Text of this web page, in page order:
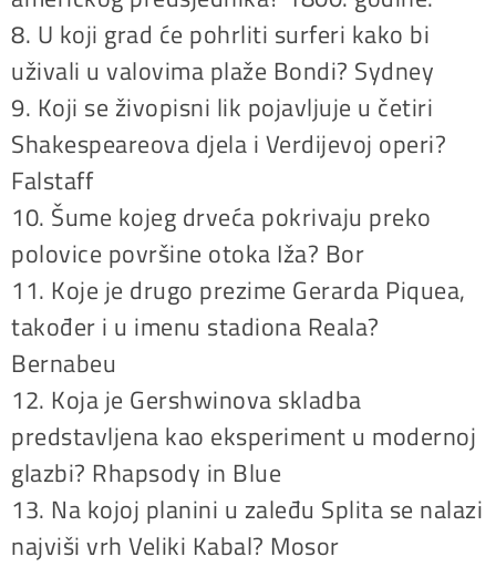
8. U koji grad će pohrliti surferi kako bi
uživali u valovima plaže Bondi? Sydney
9. Koji se živopisni lik pojavljuje u četiri
Shakespeareova djela i Verdijevoj operi?
Falstaff
10. Šume kojeg drveća pokrivaju preko
polovice površine otoka Iža? Bor
11. Koje je drugo prezime Gerarda Piquea,
također i u imenu stadiona Reala?
Bernabeu
12. Koja je Gershwinova skladba
predstavljena kao eksperiment u modernoj
glazbi? Rhapsody in Blue
13. Na kojoj planini u zaleđu Splita se nalazi
najviši vrh Veliki Kabal? Mosor